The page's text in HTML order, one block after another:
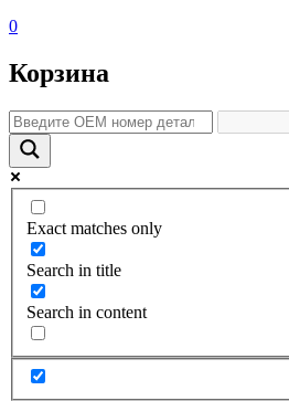
0
Корзина
Exact matches only
Search in title
Search in content